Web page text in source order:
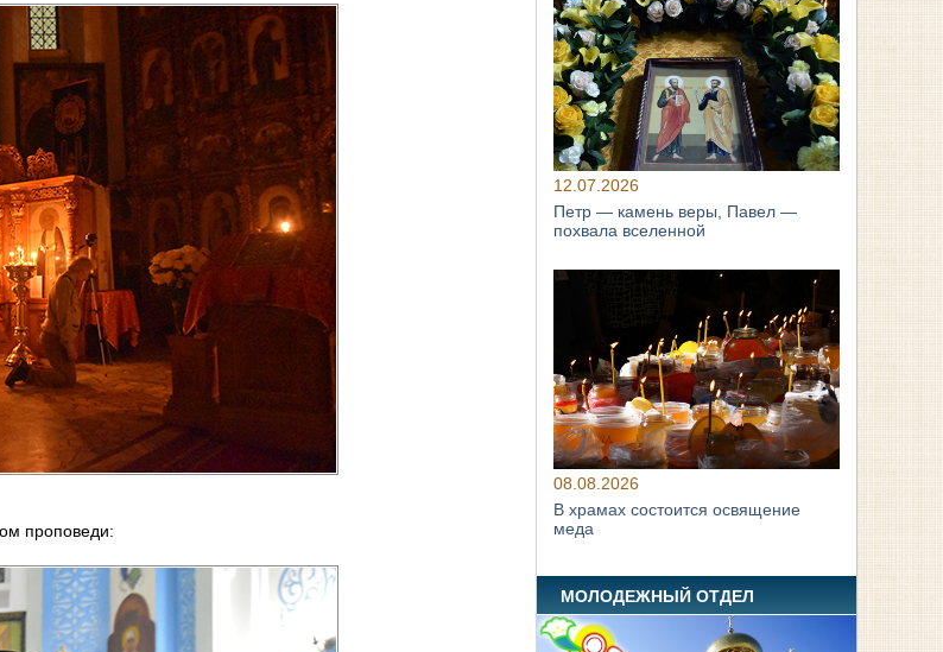
проповеди:
12.07.2026
Петр — камень веры, Павел —
похвала вселенной
08.08.2026
В храмах состоится освящение
меда
МОЛОДЕЖНЫЙ ОТДЕЛ